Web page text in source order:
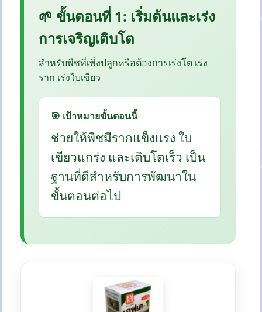
🌱 ขั้นตอนที่ 1: เริ่มต้นและเร่ง
การเจริญเติบโต
สำหรับพืชที่เพิ่งปลูกหรือต้องการเร่งโต เร่ง
ราก เร่งใบเขียว
🎯 เป้าหมายขั้นตอนนี้
ช่วยให้พืชมีรากแข็งแรง ใบ
เขียวแกร่ง และเติบโตเร็ว เป็น
ฐานที่ดีสำหรับการพัฒนาใน
ขั้นตอนต่อไป